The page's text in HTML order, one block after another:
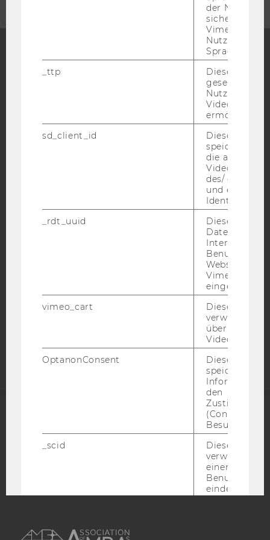
Blog
Bluesky
BARRIEREFREIHEITSERKLÄRUNG WEBSEITE
DATENSCHUTZERKLÄRUNG SOCIAL MEDIA
STUDIENBEWERBER*INNEN UND STUDIERENDE
COOKIE EINSTELLUNGEN
Barrierefreiheitserklärung
EQUIS
der
Vimeo in der
Nutzer
Sprache
_ttp
Dieser
gesetzt, um
Nutzung des
Videoplayers
ermöglichen
sd_client_id
Dieses Cookie
speichert
die aktuellen
des/ der
und einen
_rdt_uuid
Dieses
Daten über
Interaktionen
Websites, auf
Vimeo-Video
eingebettet
vimeo_cart
Dieses
verwendet,
überprüfen,
Video
OptanonConsent
Dieses Cookie
speichert
den
(Consent)
Besuchers.
_scid
Dieses
verwendet,
einem/einer
Benutzer*in
eindeutige ID